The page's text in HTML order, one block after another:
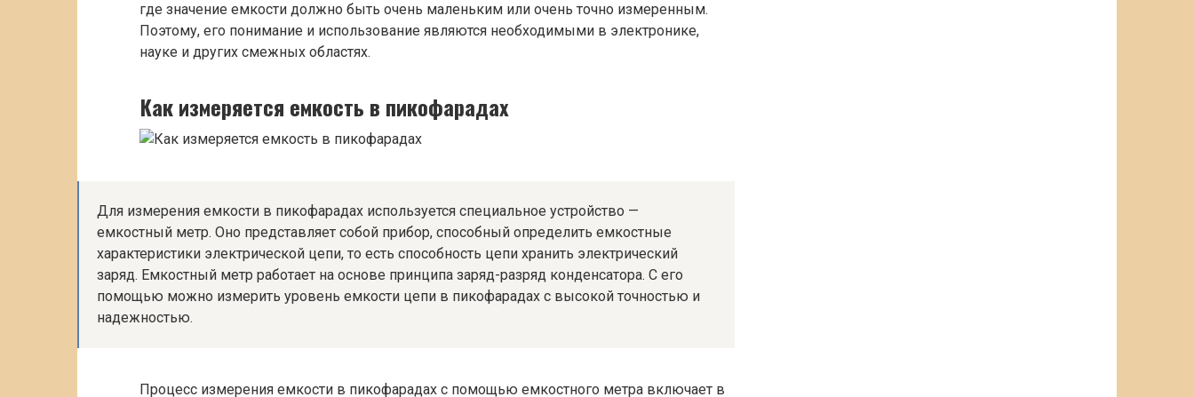
где значение емкости должно быть очень маленьким или очень точно измеренным.
Поэтому, его понимание и использование являются необходимыми в электронике,
науке и других смежных областях.
Как измеряется емкость в пикофарадах
Для измерения емкости в пикофарадах используется специальное устройство —
емкостный метр. Оно представляет собой прибор, способный определить емкостные
характеристики электрической цепи, то есть способность цепи хранить электрический
заряд. Емкостный метр работает на основе принципа заряд-разряд конденсатора. С его
помощью можно измерить уровень емкости цепи в пикофарадах с высокой точностью и
надежностью.
Процесс измерения емкости в пикофарадах с помощью емкостного метра включает в